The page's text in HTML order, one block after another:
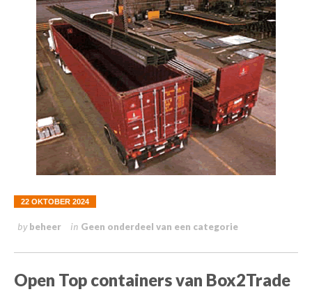
22 OKTOBER 2024
by beheer in Geen onderdeel van een categorie
Open Top containers van Box2Trade